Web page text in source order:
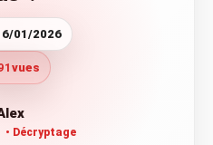
01/2026
vues
Décryptage